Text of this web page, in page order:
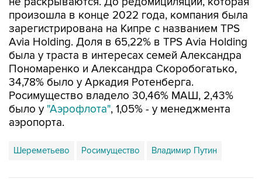
зарегистрирована на Кипре с названием TPS
Avia Holding. Доля в 65,22% в TPS Avia Holding
была у траста в интересах семей Александра
Пономаренко и Александра Скоробогатько,
34,78% было у Аркадия Ротенберга.
Росимущество владело 30,46% МАШ, 2,43%
было у "Аэрофлота", 1,05% - у менеджмента
аэропорта.
Шереметьево